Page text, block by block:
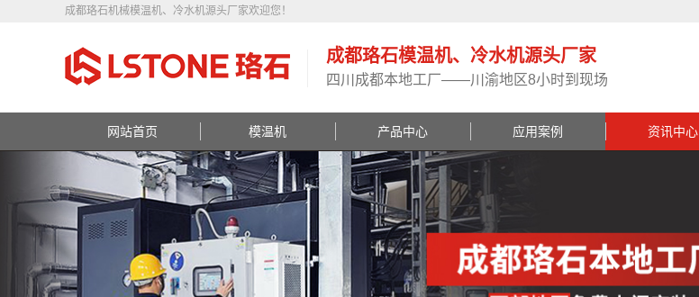
成都珞石机械模温机、冷水机源头厂家欢迎您！
成都珞石模温机、冷水机源头厂家
四川成都本地工厂——川渝地区8小时到现场
网站首页 模温机 产品中心 应用案例 资讯中心